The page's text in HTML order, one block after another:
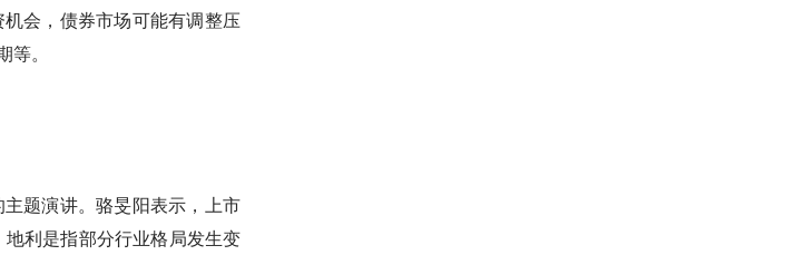
会，债券市场可能有调整压
等。
题演讲。骆旻阳表示，上市
利是指部分行业格局发生变